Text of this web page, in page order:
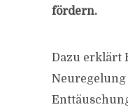
fördern.
Dazu erklärt